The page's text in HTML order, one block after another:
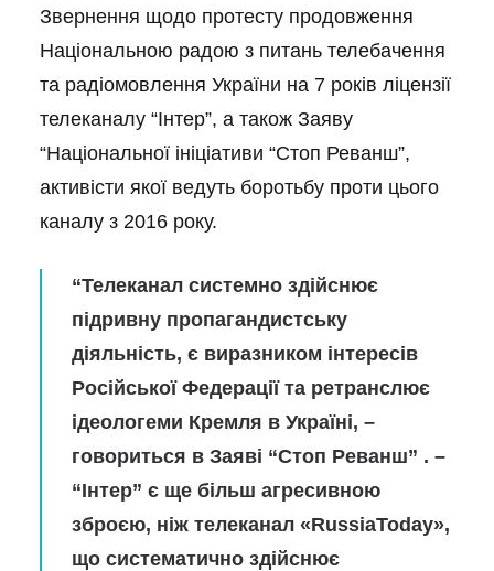
Звернення щодо протесту продовження
Національною радою з питань телебачення
та радіомовлення України на 7 років ліцензії
телеканалу “Інтер”, а також Заяву
“Національної ініціативи “Стоп Реванш”,
активісти якої ведуть боротьбу проти цього
каналу з 2016 року.
“Телеканал системно здійснює
підривну пропагандистську
діяльність, є виразником інтересів
Російської Федерації та ретранслює
ідеологеми Кремля в Україні, –
говориться в Заяві “Стоп Реванш” . –
“Інтер” є ще більш агресивною
зброєю, ніж телеканал «RussiaToday»,
що систематично здійснює